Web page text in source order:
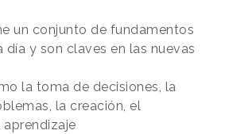
un conjunto de fundamentos
día y son claves en las nuevas
la toma de decisiones, la
la creación, el